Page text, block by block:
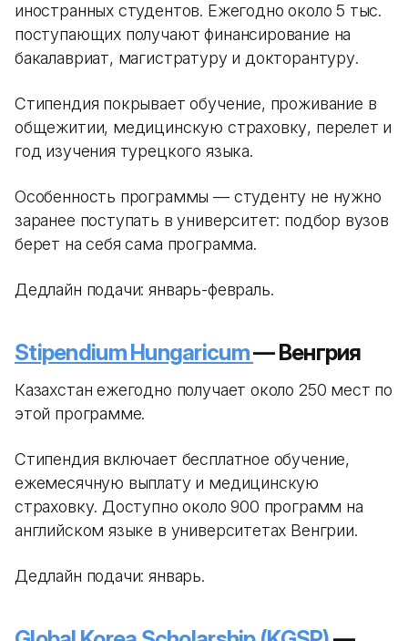
иностранных студентов. Ежегодно около 5 тыс.
поступающих получают финансирование на
бакалавриат, магистратуру и докторантуру.
Стипендия покрывает обучение, проживание в
общежитии, медицинскую страховку, перелет и
год изучения турецкого языка.
Особенность программы — студенту не нужно
заранее поступать в университет: подбор вузов
берет на себя сама программа.
Дедлайн подачи: январь-февраль.
Stipendium Hungaricum— Венгрия
Казахстан ежегодно получает около 250 мест по
этой программе.
Стипендия включает бесплатное обучение,
ежемесячную выплату и медицинскую
страховку. Доступно около 900 программ на
английском языке в университетах Венгрии.
Дедлайн подачи: январь.